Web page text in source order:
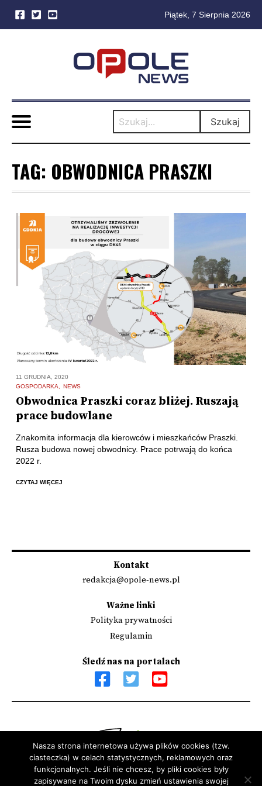
Piątek, 7 Sierpnia 2026
Szukaj
TAG: OBWODNICA PRASZKI
11 GRUDNIA, 2020
GOSPODARKA
NEWS
Obwodnica Praszki coraz bliżej. Ruszają
prace budowlane
Znakomita informacja dla kierowców i mieszkańców Praszki.
Rusza budowa nowej obwodnicy. Prace potrwają do końca
2022 r.
CZYTAJ WIĘCEJ
Kontakt
redakcja@opole-news.pl
Ważne linki
Polityka prywatności
Regulamin
Śledź nas na portalach
Sfinansowano przez Narodowy Instytut Wolności - Centrum
Rozwoju Społeczeństwa Obywatelskiego ze środków Programu
Nasza strona internetowa używa plików cookies (tzw.
ciasteczka) w celach statystycznych, reklamowych oraz
funkcjonalnych. Jeśli nie chcesz, by pliki cookies były
zapisywane na Twoim dysku zmień ustawienia swojej